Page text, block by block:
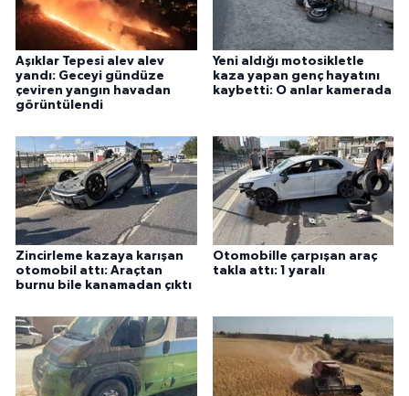
Aşıklar Tepesi alev alev
yandı: Geceyi gündüze
çeviren yangın havadan
görüntülendi
Yeni aldığı motosikletle
kaza yapan genç hayatını
kaybetti: O anlar kamerada
Zincirleme kazaya karışan
otomobil attı: Araçtan
burnu bile kanamadan çıktı
Otomobille çarpışan araç
takla attı: 1 yaralı
TEKNOLOJİ
Turizm
ÜLKE GÜNDEMİ
YAŞAM
YEREL
Yerel Haberler